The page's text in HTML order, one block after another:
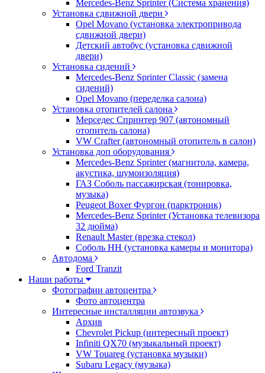
Mercedes-Benz Sprinter (Система хранения)
Установка сдвижной двери
Opel Movano (установка электропривода
сдвижной двери)
Детский автобус (установка сдвижной
двери)
Установка сидений
Mercedes-Benz Sprinter Classic (замена
сидений)
Opel Movano (переделка салона)
Установка отопителей салона
Мерседес Спринтер 907 (автономный
отопитель салона)
VW Crafter (автономный отопитель в салон)
Установка доп оборудования
Mercedes-Benz Sprinter (магнитола, камера,
акустика, шумоизоляция)
ГАЗ Соболь пассажирская (тонировка,
музыка)
Peugeot Boxer Фургон (парктроник)
Mercedes-Benz Sprinter (Установка телевизора
32 дюйма)
Renault Master (врезка стекол)
Соболь НН (установка камеры и монитора)
Автодома
Ford Tranzit
Наши работы
Фотографии автоцентра
Фото автоцентра
Интересные инсталляции автозвука
Архив
Chevrolet Pickup (интересный проект)
Infiniti QX70 (музыкальный проект)
VW Touareg (установка музыки)
Subaru Legacy (музыка)